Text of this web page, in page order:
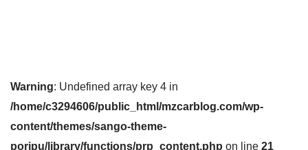
Warning: Undefined array key 4 in
/home/c3294606/public_html/mzcarblog.com/wp-
content/themes/sango-theme-
poripu/library/functions/prp_content.php on line 21